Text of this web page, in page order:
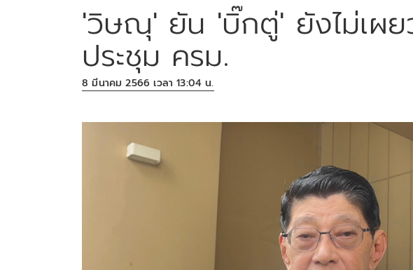
'วิษณุ' ยัน 'บิ๊กตู่' ยังไม่เผย
ประชุม ครม.
8 มีนาคม 2566 เวลา 13:04 น.